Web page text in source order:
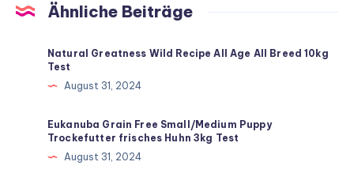
Ähnliche Beiträge
Natural Greatness Wild Recipe All Age All Breed 10kg
Test
August 31, 2024
Eukanuba Grain Free Small/Medium Puppy
Trockefutter frisches Huhn 3kg Test
August 31, 2024